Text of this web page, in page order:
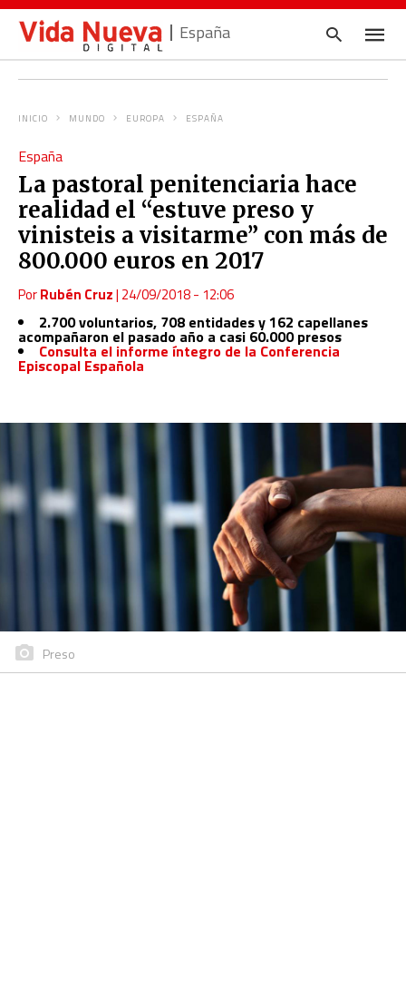
España
INICIO MUNDO EUROPA ESPAÑA
España
La pastoral penitenciaria hace
realidad el “estuve preso y
vinisteis a visitarme” con más de
800.000 euros en 2017
PorRubén Cruz| 24/09/2018 - 12:06
2.700 voluntarios, 708 entidades y 162 capellanes
acompañaron el pasado año a casi 60.000 presos
Consulta el informe íntegro de la Conferencia
Episcopal Española
Preso